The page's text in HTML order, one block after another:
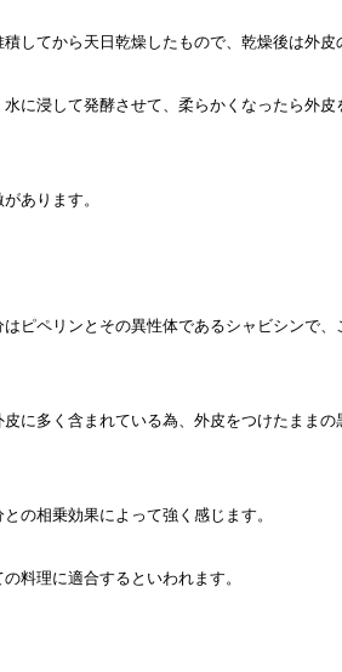
てから天日乾燥したもので、乾燥後は外皮
に浸して発酵させて、柔らかくなったら外
あります。
ピペリンとその異性体であるシャビシンで
に多く含まれている為、外皮をつけたまま
の相乗効果によって強く感じます。
料理に適合するといわれます。